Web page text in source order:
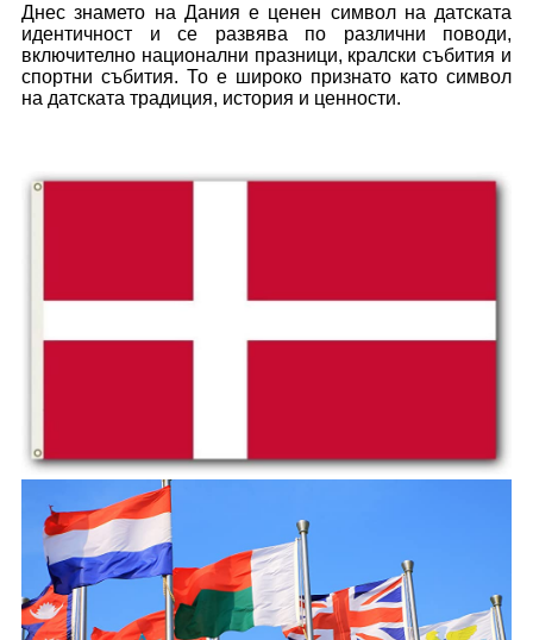
Днес знамето на Дания е ценен символ на датската
идентичност и се развява по различни поводи,
включително национални празници, кралски събития и
спортни събития. То е широко признато като символ
на датската традиция, история и ценности.